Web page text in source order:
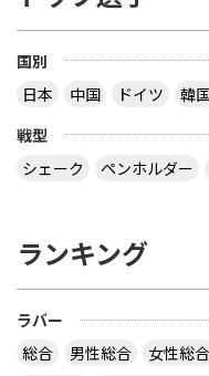
国別
日本
中国 ドイツ
韓
戦型
シェーク
ペンホルダー
ランキング
ラバー
総合
男性総合 女性総合